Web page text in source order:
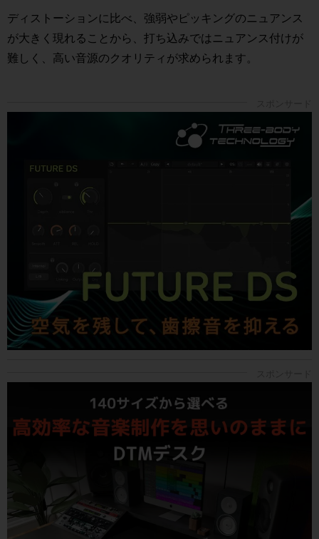
レ
ー
ヤ
ディストーションに比べ、強弱やピッキングのニュアンス
が大きく現れることから、打ち込みではニュアンス付けが
難しく、高い音源のクオリティが求められます。